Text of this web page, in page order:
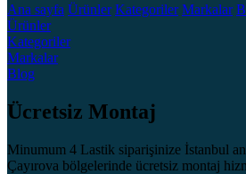
Ana sayfa Ürünler Kategoriler Markalar
Ürünler
Kategoriler
Markalar
Blog
Ücretsiz Montaj
Minumum 4 Lastik siparişinize İstanbul
Çayırova bölgelerinde ücretsiz montaj